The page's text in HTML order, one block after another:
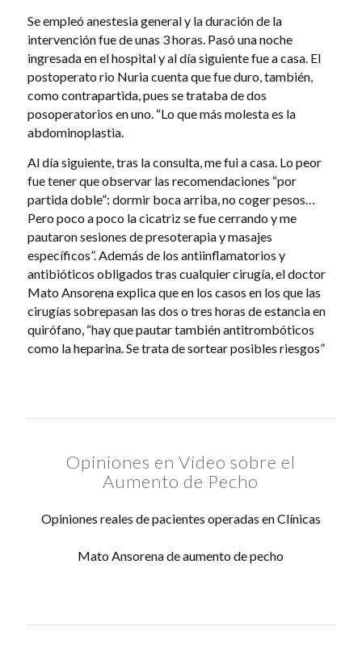
Se empleó anestesia general y la duración de la
intervención fue de unas 3 horas. Pasó una noche
ingresada en el hospital y al día siguiente fue a casa. El
postoperato rio Nuria cuenta que fue duro, también,
como contrapartida, pues se trataba de dos
posoperatorios en uno. “Lo que más molesta es la
abdominoplastia.
Al día siguiente, tras la consulta, me fui a casa. Lo peor
fue tener que observar las recomendaciones “por
partida doble”: dormir boca arriba, no coger pesos…
Pero poco a poco la cicatriz se fue cerrando y me
pautaron sesiones de presoterapia y masajes
específicos”. Además de los antiinflamatorios y
antibióticos obligados tras cualquier cirugía, el doctor
Mato Ansorena explica que en los casos en los que las
cirugías sobrepasan las dos o tres horas de estancia en
quirófano, “hay que pautar también antitrombóticos
como la heparina. Se trata de sortear posibles riesgos”
Opiniones en Vídeo sobre el
Aumento de Pecho
Opiniones reales de pacientes operadas en Clínicas
Mato Ansorena de aumento de pecho